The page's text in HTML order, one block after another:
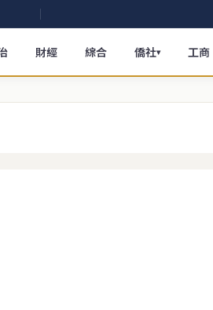
財經 綜合 僑社▾ 工商